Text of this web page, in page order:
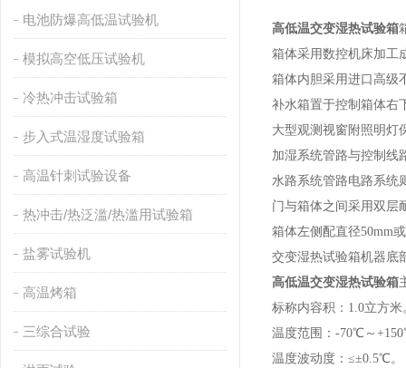
电池防爆高低温试验机
模拟高空低压试验机
冷热冲击试验箱
步入式温湿度试验箱
高温针刺试验设备
热冲击/热泛滥/热滥用试验箱
盐雾试验机
高温烤箱
三综合试验
高低温交变湿热试验箱
箱体采用数控机床加工
箱体内胆采用进口高级
补水箱置于控制箱体右
大型观测视窗附照明灯
加湿系统管路与控制线
水路系统管路电路系统
门与箱体之间采用双层
箱体左侧配直径50mm
交变湿热试验箱机器底
高低温交变湿热试验箱
标称内容积：1.0立方米
温度范围：-70℃～
温度波动度：≤±0.5℃。